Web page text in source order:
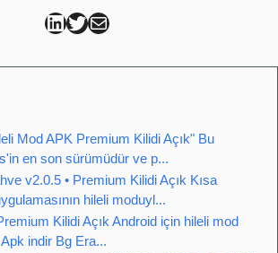
Can Kütahya Linkedin
Can Kütahya Twitter
Can Kütahya Mail
Mod APK Premium Kilidi Açık" Bu
en son sürümüdür ve p...
v2.0.5 • Premium Kilidi Açık Kısa
hileli moduyl...
Kilidi Açık Android için hileli mod
indir Bg Era...